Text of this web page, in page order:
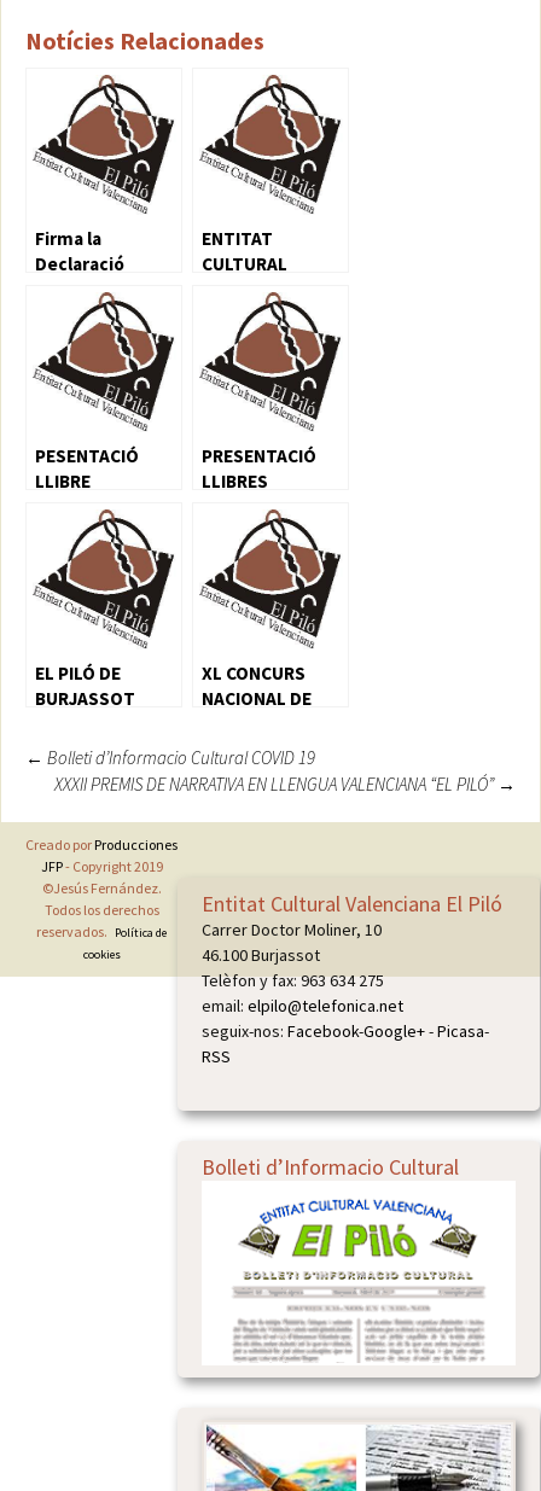
Notícies Relacionades
Firma la
Declaració
Valencianista
ENTITAT
CULTURAL
VALENCIANA EL
PESENTACIÓ
LLIBRE
PRESENTACIÓ
LLIBRES
EL PILÓ DE
BURJASSOT
CLASSES ON LINE
XL CONCURS
NACIONAL DE
Navegación
entradas
← Bolleti d’Informacio Cultural COVID 19
XXXII PREMIS DE NARRATIVA EN LLENGUA VALENCIANA “EL PILÓ” →
Entitat Cultural Valenciana El Piló
Carrer Doctor Moliner, 10
46.100 Burjassot
Telèfon y fax: 963 634 275
email: elpilo@telefonica.net
seguix-nos: Facebook-Google+-Picasa-
RSS
Bolleti d’Informacio Cultural
Creado por Producciones
JFP- Copyright 2019
©Jesús Fernández.
Todos los derechos
reservados.
Política de
cookies